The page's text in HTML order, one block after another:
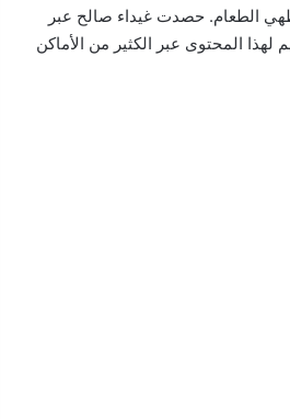
الطعام. حصدت غيداء صالح عبر
المحتوى عبر الكثير من الأماكن